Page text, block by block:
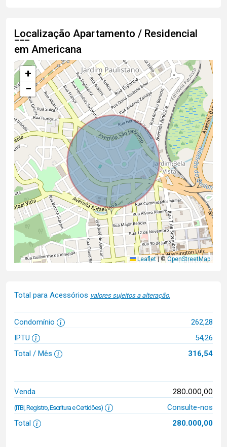
Localização Apartamento / Residencial
em Americana
+
−
Leaflet |©OpenStreetMap
Total para Acessórios valores sujeitos a alteração.
Condomínio
262,28
IPTU
54,26
Total / Mês
316,54
Venda 280.000,00
(ITBI, Registro, Escritura e Certidões)
Consulte-nos
Total
280.000,00